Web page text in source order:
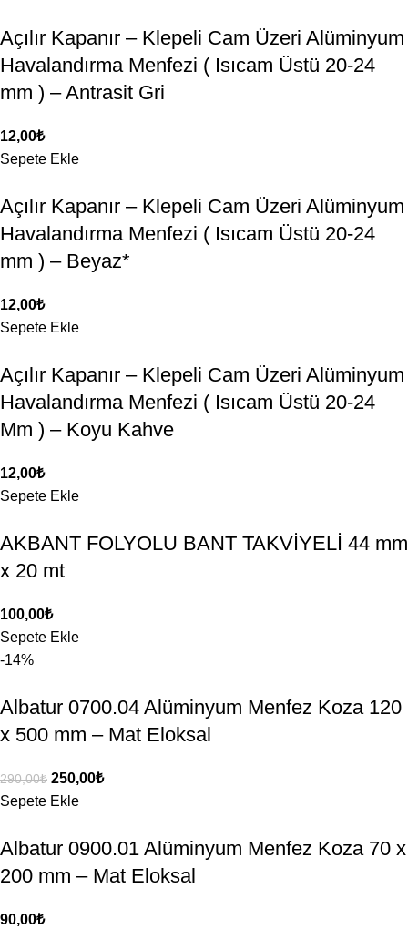
Açılır Kapanır – Klepeli Cam Üzeri Alüminyum
Havalandırma Menfezi ( Isıcam Üstü 20-24
mm ) – Antrasit Gri
12,00₺
Sepete Ekle
Açılır Kapanır – Klepeli Cam Üzeri Alüminyum
Havalandırma Menfezi ( Isıcam Üstü 20-24
mm ) – Beyaz*
12,00₺
Sepete Ekle
Açılır Kapanır – Klepeli Cam Üzeri Alüminyum
Havalandırma Menfezi ( Isıcam Üstü 20-24
Mm ) – Koyu Kahve
12,00₺
Sepete Ekle
AKBANT FOLYOLU BANT TAKVİYELİ 44 mm
x 20 mt
100,00₺
Sepete Ekle
-14%
Albatur 0700.04 Alüminyum Menfez Koza 120
x 500 mm – Mat Eloksal
290,00₺ 250,00₺
Sepete Ekle
Albatur 0900.01 Alüminyum Menfez Koza 70 x
200 mm – Mat Eloksal
90,00₺